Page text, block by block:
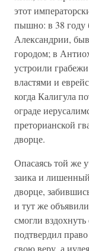
этот
пышно: в 38 году
Александрии,
городом; в
устроили
властями и
когда Калигула
ограде
преторианской
дворце.
Опасаясь той же
заика и
дворце,
и тут же
смогли
подтвердил
свою веру, а